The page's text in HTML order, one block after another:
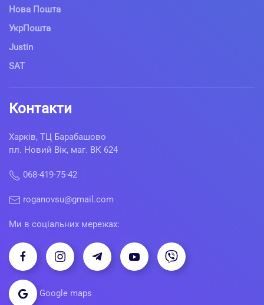
Нова Пошта
УкрПошта
Justin
SAT
Контакти
Харків, ТЦ Барабашово
пл. Новий Вік, маг. ВК 624
068-419-75-42
roganovsu@gmail.com
Ми в соціальних мережах:
Google maps